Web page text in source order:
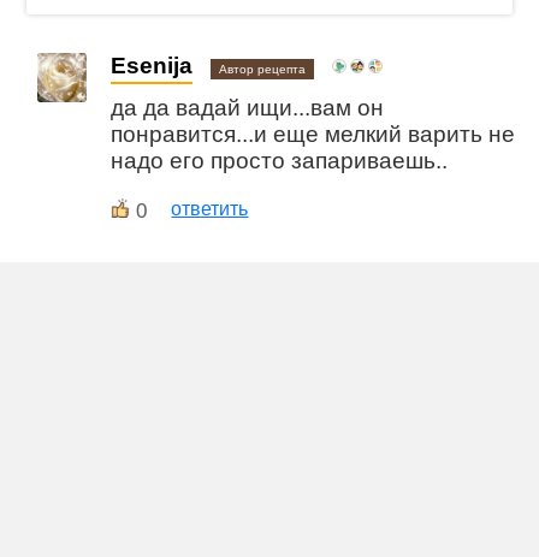
Esenija Автор рецепта
да да вадай ищи...вам он
понравится...и еще мелкий варить не
надо его просто запариваешь..
0 ответить